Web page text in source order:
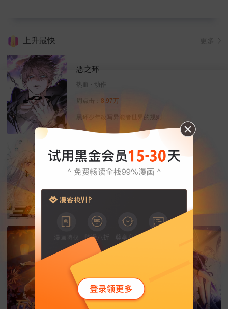
上升最快
恶之环
热血 动作
周点击： 8.97万
黑环少年改写异能者世界的规则
三眼哮天录
恋爱 热血 玄幻
天神下凡来除妖